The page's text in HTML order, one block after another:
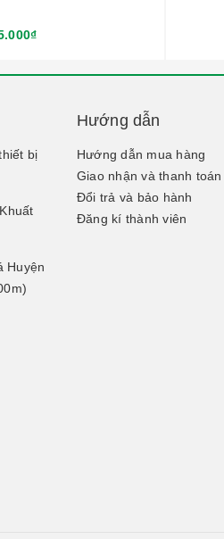
bị
Huyện
Hướng dẫn
Hướng dẫn mua hàng
Giao nhận và thanh toán
Đổi trả và bảo hành
Đăng kí thành viên